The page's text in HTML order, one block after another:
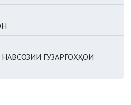
ГУЗАРГОҲҲОИ